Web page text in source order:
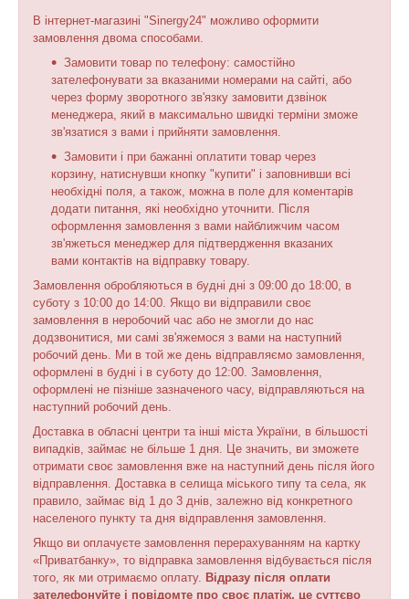
В інтернет-магазині "Sinergy24" можливо оформити
замовлення двома способами.
Замовити товар по телефону: самостійно
зателефонувати за вказаними номерами на сайті, або
через форму зворотного зв'язку замовити дзвінок
менеджера, який в максимально швидкі терміни зможе
зв'язатися з вами і прийняти замовлення.
Замовити і при бажанні оплатити товар через
корзину, натиснувши кнопку "купити" і заповнивши всі
необхідні поля, а також, можна в поле для коментарів
додати питання, які необхідно уточнити. Після
оформлення замовлення з вами найближчим часом
зв'яжеться менеджер для підтвердження вказаних
вами контактів на відправку товару.
Замовлення обробляються в будні дні з 09:00 до 18:00, в
суботу з 10:00 до 14:00. Якщо ви відправили своє
замовлення в неробочий час або не змогли до нас
додзвонитися, ми самі зв'яжемося з вами на наступний
робочий день. Ми в той же день відправляємо замовлення,
оформлені в будні і в суботу до 12:00. Замовлення,
оформлені не пізніше зазначеного часу, відправляються на
наступний робочий день.
Доставка в обласні центри та інші міста України, в більшості
випадків, займає не більше 1 дня. Це значить, ви зможете
отримати своє замовлення вже на наступний день після його
відправлення. Доставка в селища міського типу та села, як
правило, займає від 1 до 3 днів, залежно від конкретного
населеного пункту та дня відправлення замовлення.
Якщо ви оплачуєте замовлення перерахуванням на картку
«Приватбанку», то відправка замовлення відбувається після
того, як ми отримаємо оплату. Відразу після оплати
зателефонуйте і повідомте про своє платіж, це суттєво